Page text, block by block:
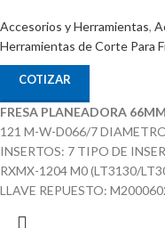
Accesorios y Herramientas,
Herramientas de Corte Para
COTIZAR
FRESA PLANEADORA
121 M-W-D066/7
INSERTOS: 7 TIPO DE
RXMX-1204 M0 (LT3130/
LLAVE REPUESTO: